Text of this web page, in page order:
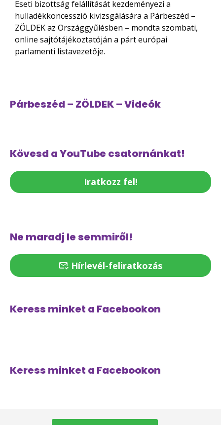
Eseti bizottság felállítását kezdeményezi a
hulladékkoncesszió kivizsgálására a Párbeszéd –
ZÖLDEK az Országgyűlésben – mondta szombati,
online sajtótájékoztatóján a párt európai
parlamenti listavezetője.
Párbeszéd – ZÖLDEK – Videók
Kövesd a YouTube csatornánkat!
Iratkozz fel!
Ne maradj le semmiről!
Hírlevél-feliratkozás
Keress minket a Facebookon
Keress minket a Facebookon